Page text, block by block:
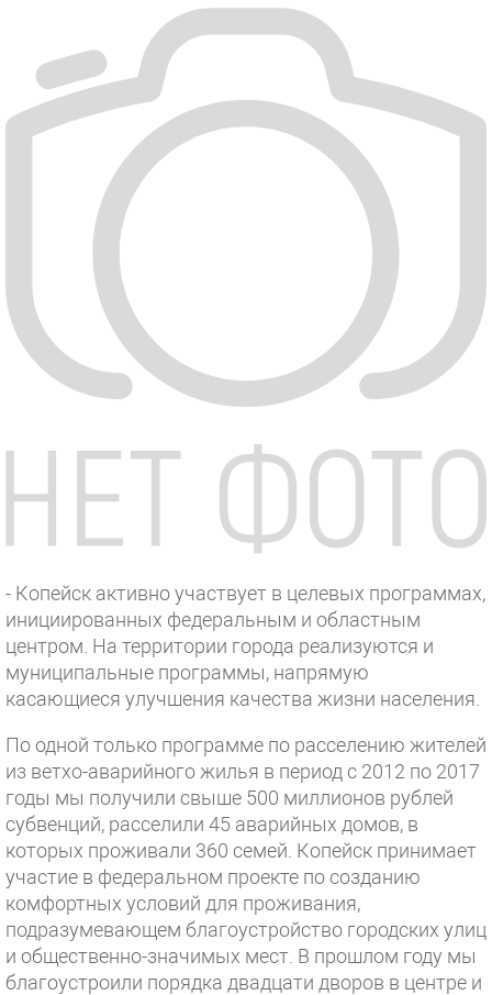
- Копейск активно участвует в целевых программах,
инициированных федеральным и областным
центром. На территории города реализуются и
муниципальные программы, напрямую
касающиеся улучшения качества жизни населения.
По одной только программе по расселению жителей
из ветхо-аварийного жилья в период с 2012 по 2017
годы мы получили свыше 500 миллионов рублей
субвенций, расселили 45 аварийных домов, в
которых проживали 360 семей. Копейск принимает
участие в федеральном проекте по созданию
комфортных условий для проживания,
подразумевающем благоустройство городских улиц
и общественно-значимых мест. В прошлом году мы
благоустроили порядка двадцати дворов в центре и